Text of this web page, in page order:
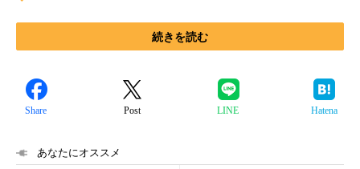
続きを読む
Share Post LINE Hatena
あなたにオススメ